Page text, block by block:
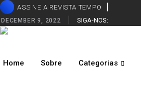
ASSINE A REVISTA TEMPO
DECEMBER 9, 2022 SIGA-NOS:
Home Sobre Categorias